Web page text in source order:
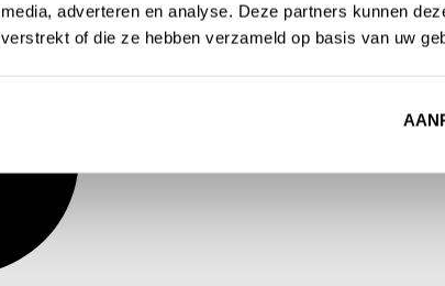
media, adverteren en analyse. Deze partners kunnen
verstrekt of die ze hebben verzameld op basis van uw